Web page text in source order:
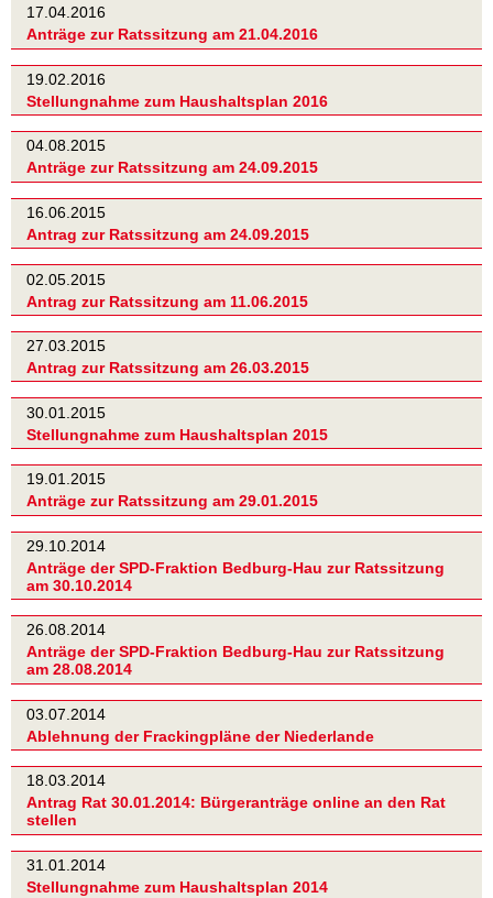
17.04.2016
Anträge zur Ratssitzung am 21.04.2016
19.02.2016
Stellungnahme zum Haushaltsplan 2016
04.08.2015
Anträge zur Ratssitzung am 24.09.2015
16.06.2015
Antrag zur Ratssitzung am 24.09.2015
02.05.2015
Antrag zur Ratssitzung am 11.06.2015
27.03.2015
Antrag zur Ratssitzung am 26.03.2015
30.01.2015
Stellungnahme zum Haushaltsplan 2015
19.01.2015
Anträge zur Ratssitzung am 29.01.2015
29.10.2014
Anträge der SPD-Fraktion Bedburg-Hau zur Ratssitzung
am 30.10.2014
26.08.2014
Anträge der SPD-Fraktion Bedburg-Hau zur Ratssitzung
am 28.08.2014
03.07.2014
Ablehnung der Frackingpläne der Niederlande
18.03.2014
Antrag Rat 30.01.2014: Bürgeranträge online an den Rat
stellen
31.01.2014
Stellungnahme zum Haushaltsplan 2014